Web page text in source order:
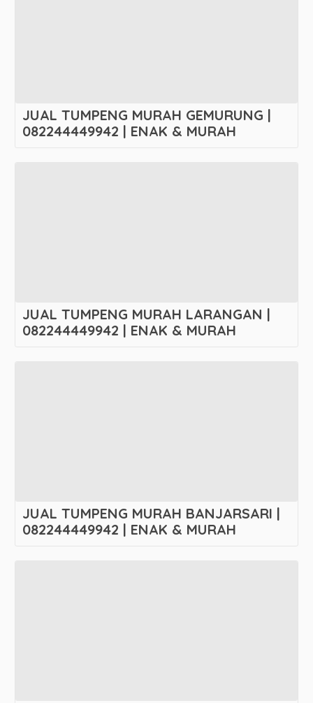
JUAL TUMPENG MURAH GEMURUNG |
082244449942 | ENAK & MURAH
JUAL TUMPENG MURAH LARANGAN |
082244449942 | ENAK & MURAH
JUAL TUMPENG MURAH BANJARSARI |
082244449942 | ENAK & MURAH